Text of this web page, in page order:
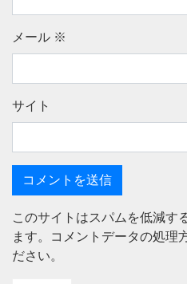
メール ※
サイト
このサイトはスパムを低減す
ます。
コメントデータの処理
ださい。